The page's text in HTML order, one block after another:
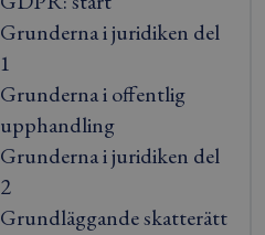
Grunderna i juridiken del
1
Grunderna i offentlig
upphandling
Grunderna i juridiken del
2
Grundläggande skatterätt